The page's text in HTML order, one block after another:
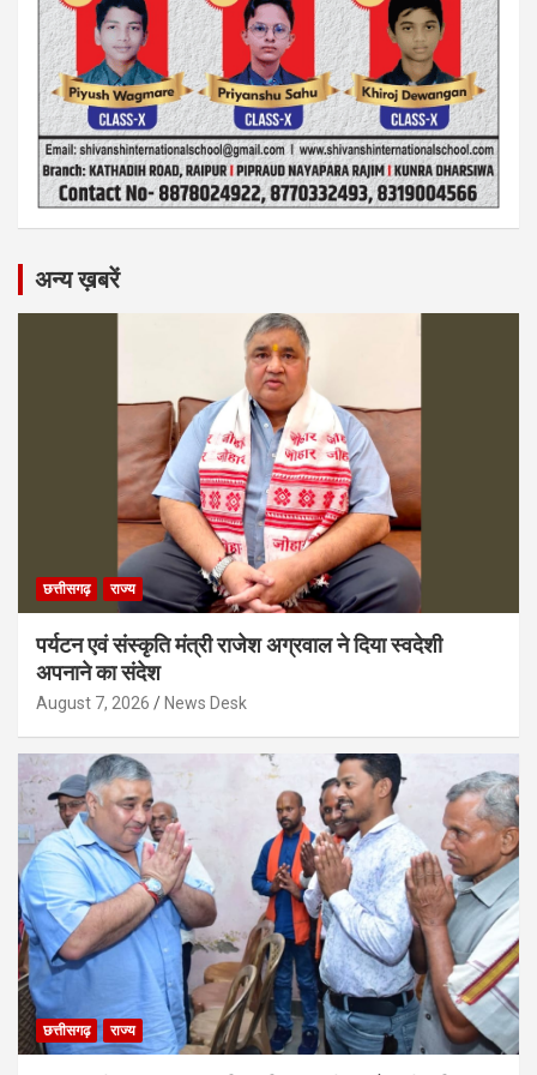
अन्य ख़बरें
छत्तीसगढ़ राज्य
पर्यटन एवं संस्कृति मंत्री राजेश अग्रवाल ने दिया स्वदेशी
अपनाने का संदेश
August 7, 2026 News Desk
छत्तीसगढ़ राज्य